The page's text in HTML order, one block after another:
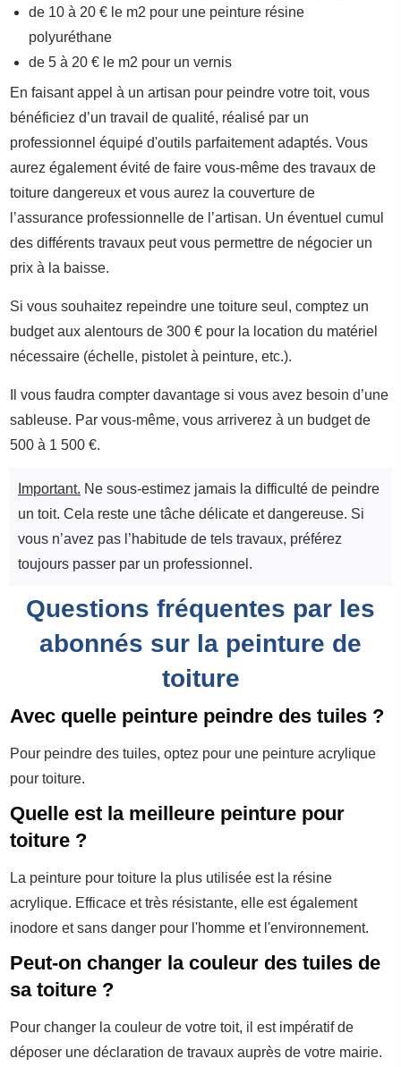
de 10 à 20 € le m2 pour une peinture résine
polyuréthane
de 5 à 20 € le m2 pour un vernis
En faisant appel à un artisan pour peindre votre toit, vous
bénéficiez d’un travail de qualité, réalisé par un
professionnel équipé d'outils parfaitement adaptés. Vous
aurez également évité de faire vous-même des travaux de
toiture dangereux et vous aurez la couverture de
l’assurance professionnelle de l’artisan. Un éventuel cumul
des différents travaux peut vous permettre de négocier un
prix à la baisse.
Si vous souhaitez repeindre une toiture seul, comptez un
budget aux alentours de 300 € pour la location du matériel
nécessaire (échelle, pistolet à peinture, etc.).
Il vous faudra compter davantage si vous avez besoin d’une
sableuse. Par vous-même, vous arriverez à un budget de
500 à 1 500 €.
Important. Ne sous-estimez jamais la difficulté de peindre
un toit. Cela reste une tâche délicate et dangereuse. Si
vous n’avez pas l’habitude de tels travaux, préférez
toujours passer par un professionnel.
Questions fréquentes par les
abonnés sur la peinture de
toiture
Avec quelle peinture peindre des tuiles ?
Pour peindre des tuiles, optez pour une peinture acrylique
pour toiture.
Quelle est la meilleure peinture pour
toiture ?
La peinture pour toiture la plus utilisée est la résine
acrylique. Efficace et très résistante, elle est également
inodore et sans danger pour l'homme et l'environnement.
Peut-on changer la couleur des tuiles de
sa toiture ?
Pour changer la couleur de votre toit, il est impératif de
déposer une déclaration de travaux auprès de votre mairie.